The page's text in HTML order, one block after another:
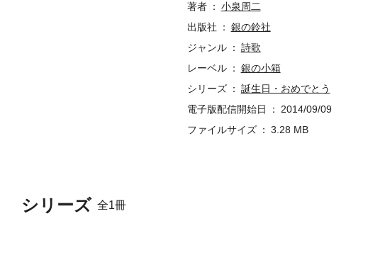
シリーズ 全1冊
著者
小泉周二
出版社
銀の鈴社
ジャンル
詩歌
レーベル
銀の小箱
シリーズ
誕生日・おめでとう
電子版配信開始日
2014/09/09
ファイルサイズ
3.28 MB